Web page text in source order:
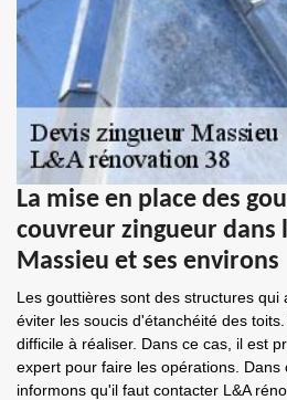
La mise en place des
couvreur zingueur dans
Massieu et ses environs
Les gouttières sont des structures qui
éviter les soucis d'étanchéité des
difficile à réaliser. Dans ce cas, il est
expert pour faire les opérations. Dans
informons qu'il faut contacter L&A